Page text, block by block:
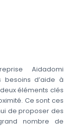
Aidadomi
d’aide à
éléments clés
Ce sont ces
de proposer des
nombre de